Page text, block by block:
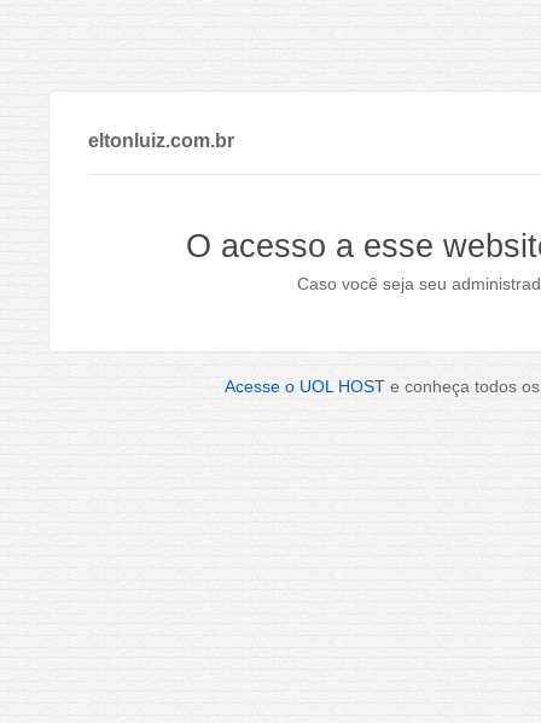
eltonluiz.com.br
O acesso a esse
Caso você seja seu
Acesse o UOL HOST e conheça todos